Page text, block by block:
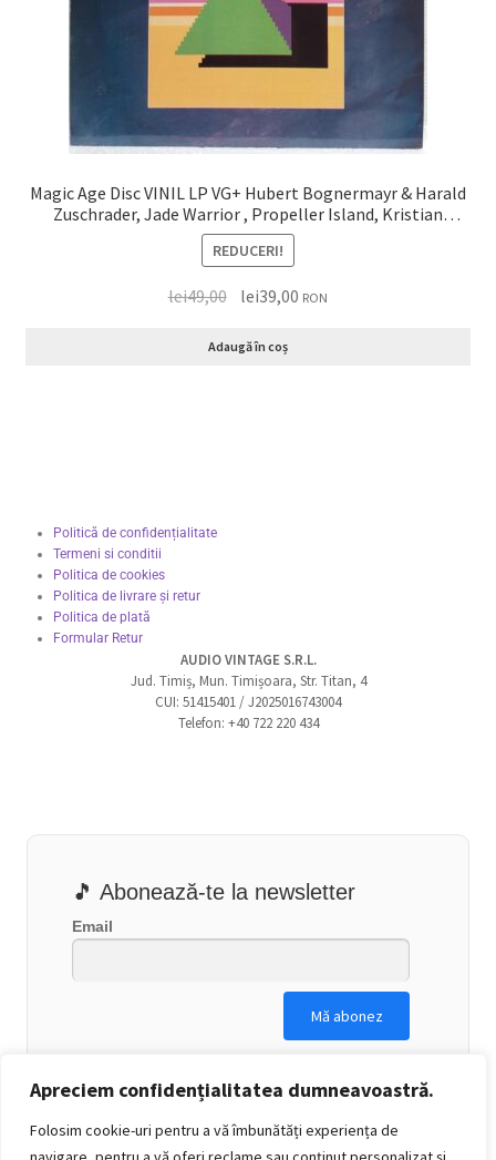
Apreciem confidențialitatea dumneavoastră.
Folosim cookie-uri pentru a vă îmbunătăți experiența de
Magic Age Disc VINIL LP VG+ Hubert Bognermayr & Harald
Zuschrader, Jade Warrior , Propeller Island, Kristian
Schultze
REDUCERI!
lei49,00 lei39,00 RON
Adaugă în coș
Politică de confidențialitate
Termeni si conditii
Politica de cookies
Politica de livrare și retur
Politica de plată
Formular Retur
AUDIO VINTAGE S.R.L.
Jud. Timiș, Mun. Timișoara, Str. Titan, 4
CUI: 51415401 / J2025016743004
Telefon: +40 722 220 434
🎵 Abonează-te la newsletter
Email